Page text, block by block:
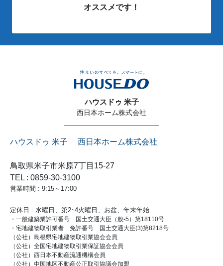
オススメです！
ハウスドゥ 米子
西日本ホーム株式会社
ハウスドゥ 米子 西日本ホーム株式会社
鳥取県米子市米原7丁目15-27
TEL : 0859-30-3100
営業時間 : 9:15～17:00
定休日 : 水曜日、第2･4火曜日、お盆、年末年始
・一般建築業許可番号 国土交通大臣（般-5）第18110号
・宅地建物取引業者 免許番号 国土交通大臣(3)第8218号
（公社）島根県宅地建物取引業協会会員
（公社）全国宅地建物取引業保証協会会員
（公社）西日本不動産流通機構会員
（公社）中国地区不動産公正取引協議会加盟